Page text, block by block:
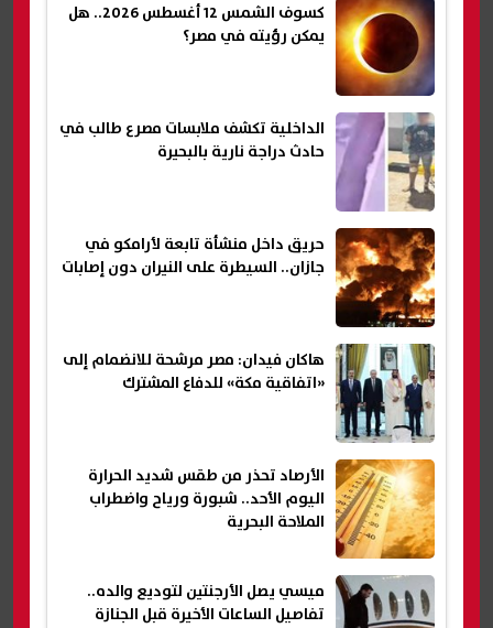
كسوف الشمس 12 أغسطس 2026.. هل
يمكن رؤيته في مصر؟
الداخلية تكشف ملابسات مصرع طالب في
حادث دراجة نارية بالبحيرة
حريق داخل منشأة تابعة لأرامكو في
جازان.. السيطرة على النيران دون إصابات
هاكان فيدان: مصر مرشحة للانضمام إلى
«اتفاقية مكة» للدفاع المشترك
الأرصاد تحذر من طقس شديد الحرارة
اليوم الأحد.. شبورة ورياح واضطراب
الملاحة البحرية
ميسي يصل الأرجنتين لتوديع والده..
تفاصيل الساعات الأخيرة قبل الجنازة